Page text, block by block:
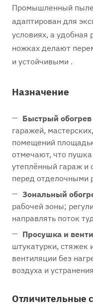
Промышленный
адаптирован для
условиях, а удобная
ножках делают
и устойчивыми .
Назначение
Быстрый обогрев
гаражей,
помещений
отмечают, что
утеплённый гараж и
перед отделочными
Зональный
рабочей зоны;
направлять поток
Просушка и
штукатурки, стяжек
вентиляции без
воздуха и
Отличительные